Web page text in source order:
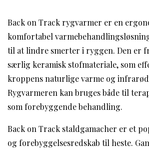
Back on Track rygvarmer er en
komfortabel
til at lindre smerter i ryggen. Den er
særlig keramisk stofmateriale, som
kroppens naturlige varme og
Rygvarmeren kan bruges både til
som forebyggende behandling.
Back on Track staldgamacher er et
og forebyggelsesredskab til heste.